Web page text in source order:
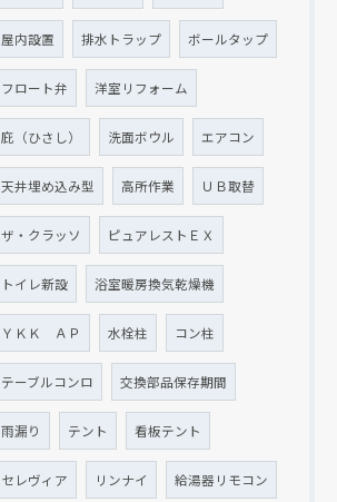
屋内設置 排水トラップ ボールタップ
フロート弁 洋室リフォーム
庇（ひさし） 洗面ボウル エアコン
天井埋め込み型 高所作業 ＵＢ取替
ザ・クラッソ ピュアレストＥＸ
トイレ新設 浴室暖房換気乾燥機
ＹＫＫ ＡＰ 水栓柱 コン柱
テーブルコンロ 交換部品保存期間
雨漏り テント 看板テント
セレヴィア リンナイ 給湯器リモコン